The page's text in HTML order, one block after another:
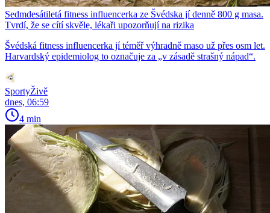
Sedmdesátiletá fitness influencerka ze Švédska jí denně 800 g masa.
Tvrdí, že se cítí skvěle, lékaři upozorňují na rizika
Švédská fitness influencerka jí téměř výhradně maso už přes osm let.
Harvardský epidemiolog to označuje za „v zásadě strašný nápad“.
SportyŽivě
dnes, 06:59
4 min